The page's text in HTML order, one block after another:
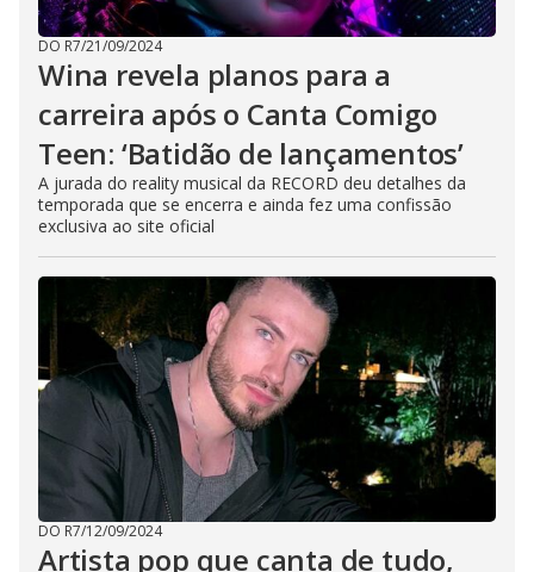
DO R7/21/09/2024
Wina revela planos para a
carreira após o Canta Comigo
Teen: ‘Batidão de lançamentos’
A jurada do reality musical da RECORD deu detalhes da
temporada que se encerra e ainda fez uma confissão
exclusiva ao site oficial
DO R7/12/09/2024
Artista pop que canta de tudo,